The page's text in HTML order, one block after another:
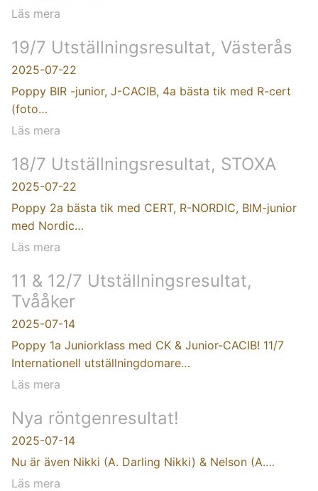
Läs mera
19/7 Utställningsresultat, Västerås
2025-07-22
Poppy BIR -junior, J-CACIB, 4a bästa tik med R-cert
(foto…
Läs mera
18/7 Utställningsresultat, STOXA
2025-07-22
Poppy 2a bästa tik med CERT, R-NORDIC, BIM-junior
med Nordic…
Läs mera
11 & 12/7 Utställningsresultat,
Tvååker
2025-07-14
Poppy 1a Juniorklass med CK & Junior-CACIB! 11/7
Internationell utställningdomare…
Läs mera
Nya röntgenresultat!
2025-07-14
Nu är även Nikki (A. Darling Nikki) & Nelson (A.…
Läs mera